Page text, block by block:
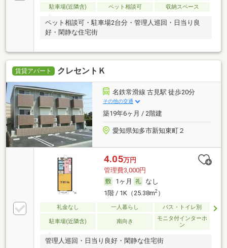
駐車場(近隣含) ペット相談可 収納スペース
ペット相談可・駐車場2台分・管理人巡回・日当り良
好・閑静な住宅街
賃貸アパート クレセントＫ
名鉄常滑線 古見駅 徒歩20分
その他の交通
築19年6ヶ月 / 2階建
愛知県知多市新知東町２
4.05万円
管理費3,000円
1ヶ月
なし
1階 / 1K（25.38m2）
礼金なし 一人暮らし バス・トイレ別
駐車場(近隣含) 南向き
モニタ付インターホ
ン
管理人巡回・日当り良好・閑静な住宅街